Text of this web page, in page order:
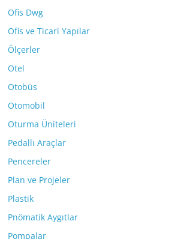
Ofis Dwg
Ofis ve Ticari Yapılar
Ölçerler
Otel
Otobüs
Otomobil
Oturma Üniteleri
Pedallı Araçlar
Pencereler
Plan ve Projeler
Plastik
Pnömatik Aygıtlar
Pompalar